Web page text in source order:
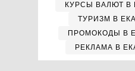
КУРСЫ ВАЛЮТ В
ТУРИЗМ В
ПРОМОКОДЫ В
РЕКЛАМА В